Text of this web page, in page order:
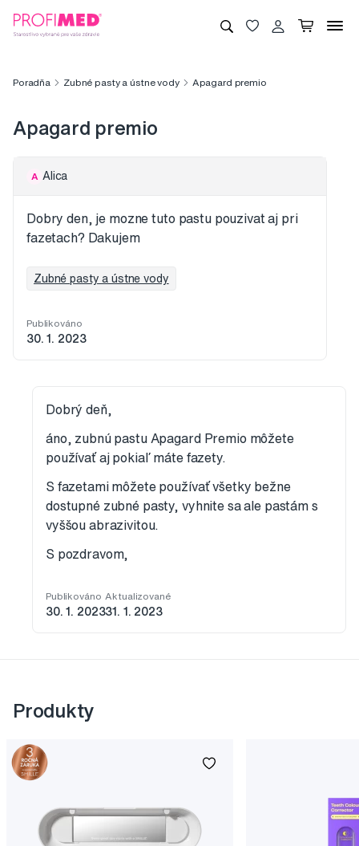
Poradňa Zubné pasty a ústne vody Apagard premio
Apagard premio
A Alica
Dobry den, je mozne tuto pastu pouzivat aj pri
fazetach? Dakujem
Zubné pasty a ústne vody
Publikováno
30. 1. 2023
Dobrý deň,
áno, zubnú pastu Apagard Premio môžete
používať aj pokiaľ máte fazety.
S fazetami môžete používať všetky bežne
dostupné zubné pasty, vyhnite sa ale pastám s
vyššou abrazivitou.
S pozdravom,
Publikováno
30. 1. 2023
Aktualizované
31. 1. 2023
Produkty